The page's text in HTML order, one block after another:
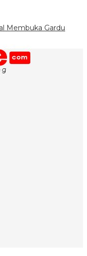
Membuka Gardu